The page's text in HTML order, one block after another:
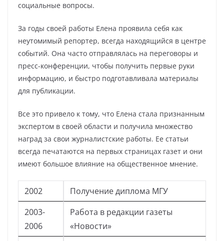
социальные вопросы.
За годы своей работы Елена проявила себя как
неутомимый репортер, всегда находящийся в центре
событий. Она часто отправлялась на переговоры и
пресс-конференции, чтобы получить первые руки
информацию, и быстро подготавливала материалы
для публикации.
Все это привело к тому, что Елена стала признанным
экспертом в своей области и получила множество
наград за свои журналистские работы. Ее статьи
всегда печатаются на первых страницах газет и они
имеют большое влияние на общественное мнение.
2002
Получение диплома МГУ
2003-
2006
Работа в редакции газеты
«Новости»